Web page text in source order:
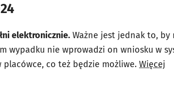
elektronicznie. Ważne jest jednak to, by
wypadku nie wprowadzi on wniosku w
placówce, co też będzie możliwe. Więcej